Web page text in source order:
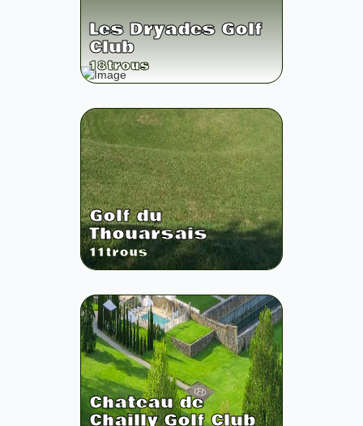
Les Dryades Golf
Club
18trous
Golf du
Thouarsais
11trous
Chateau de